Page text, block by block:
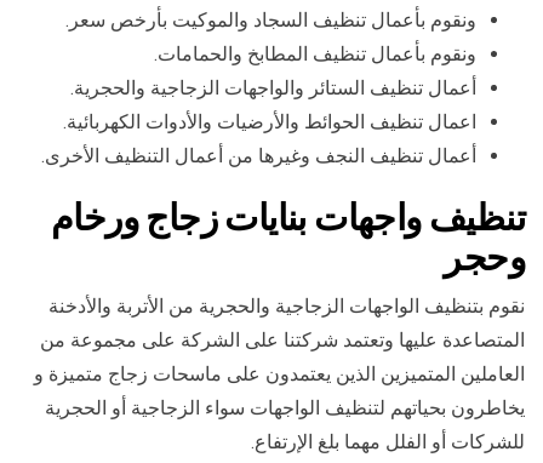
ونقوم بأعمال تنظيف السجاد والموكيت بأرخص سعر.
ونقوم بأعمال تنظيف المطابخ والحمامات.
أعمال تنظيف الستائر والواجهات الزجاجية والحجرية.
اعمال تنظيف الحوائط والأرضيات والأدوات الكهربائية.
أعمال تنظيف النجف وغيرها من أعمال التنظيف الأخرى.
تنظيف واجهات بنايات زجاج ورخام
وحجر
نقوم بتنظيف الواجهات الزجاجية والحجرية من الأتربة والأدخنة
المتصاعدة عليها وتعتمد شركتنا على الشركة على مجموعة من
العاملين المتميزين الذين يعتمدون على ماسحات زجاج متميزة و
يخاطرون بحياتهم لتنظيف الواجهات سواء الزجاجية أو الحجرية
للشركات أو الفلل مهما بلغ الإرتفاع.